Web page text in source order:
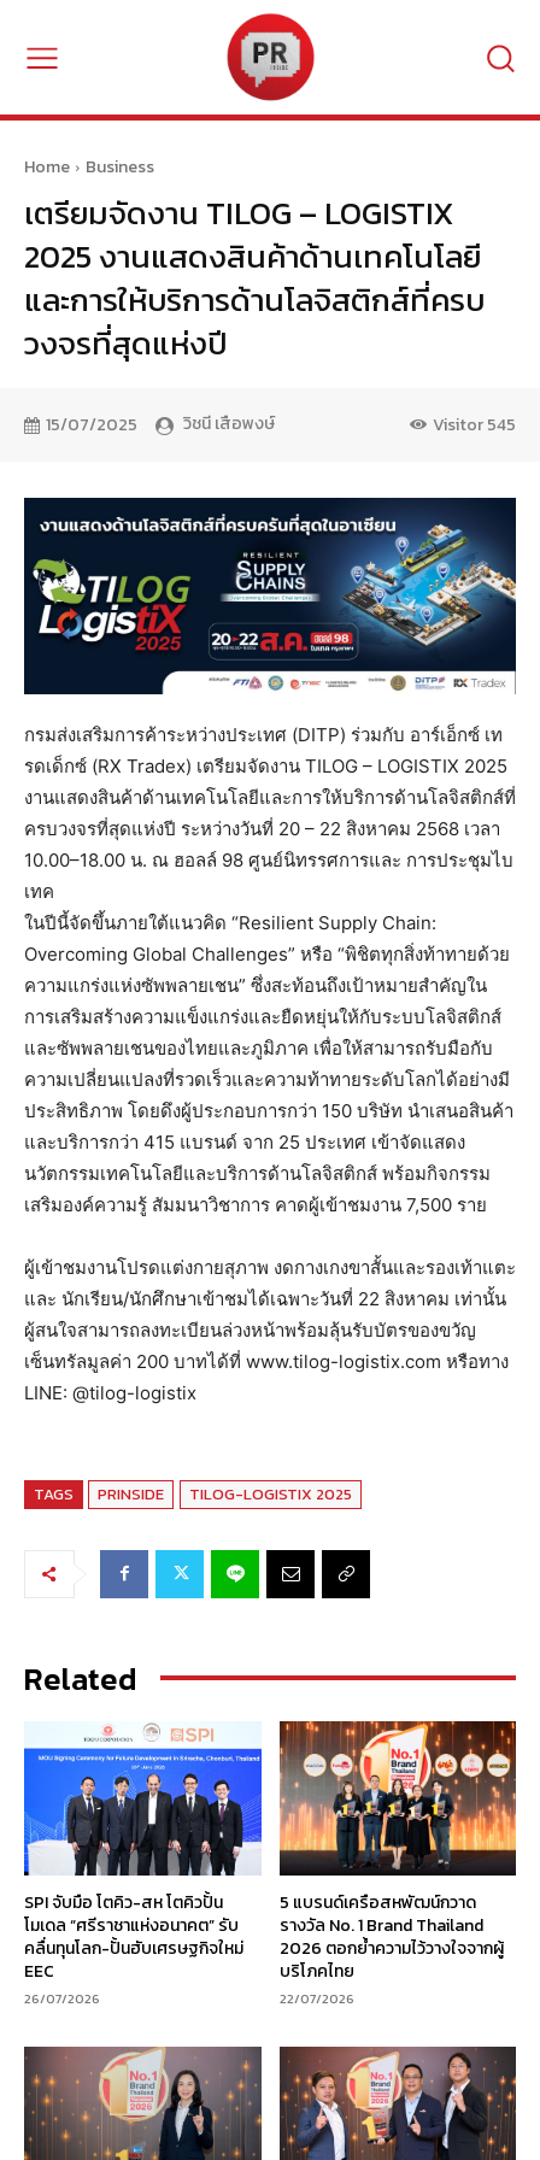
Home Business
เตรียมจัดงาน TILOG – LOGISTIX
2025 งานแสดงสินค้าด้านเทคโนโลยี
และการให้บริการด้านโลจิสติกส์ที่ครบ
วงจรที่สุดแห่งปี
15/07/2025 วิชนี เสือพงษ์ Visitor545
กรมส่งเสริมการค้าระหว่างประเทศ (DITP) ร่วมกับ อาร์เอ็กซ์ เท
รดเด็กซ์ (RX Tradex) เตรียมจัดงาน TILOG – LOGISTIX 2025
งานแสดงสินค้าด้านเทคโนโลยีและการให้บริการด้านโลจิสติกส์ที่
ครบวงจรที่สุดแห่งปี ระหว่างวันที่ 20 – 22 สิงหาคม 2568 เวลา
10.00–18.00 น. ณ ฮอลล์ 98 ศูนย์นิทรรศการและ การประชุมไบ
เทค
ในปีนี้จัดขึ้นภายใต้แนวคิด “Resilient Supply Chain:
Overcoming Global Challenges” หรือ “พิชิตทุกสิ่งท้าทายด้วย
ความแกร่งแห่งซัพพลายเชน” ซึ่งสะท้อนถึงเป้าหมายสำคัญใน
การเสริมสร้างความแข็งแกร่งและยืดหยุ่นให้กับระบบโลจิสติกส์
และซัพพลายเชนของไทยและภูมิภาค เพื่อให้สามารถรับมือกับ
ความเปลี่ยนแปลงที่รวดเร็วและความท้าทายระดับโลกได้อย่างมี
ประสิทธิภาพ โดยดึงผู้ประกอบการกว่า 150 บริษัท นำเสนอสินค้า
และบริการกว่า 415 แบรนด์ จาก 25 ประเทศ เข้าจัดแสดง
นวัตกรรมเทคโนโลยีและบริการด้านโลจิสติกส์ พร้อมกิจกรรม
เสริมองค์ความรู้ สัมมนาวิชาการ คาดผู้เข้าชมงาน 7,500 ราย
ผู้เข้าชมงานโปรดแต่งกายสุภาพ งดกางเกงขาสั้นและรองเท้าแตะ
และ นักเรียน/นักศึกษาเข้าชมได้เฉพาะวันที่ 22 สิงหาคม เท่านั้น
ผู้สนใจสามารถลงทะเบียนล่วงหน้าพร้อมลุ้นรับบัตรของขวัญ
เซ็นทรัลมูลค่า 200 บาทได้ที่ www.tilog-logistix.com หรือทาง
LINE: @tilog-logistix
TAGS PRINSIDE TILOG-LOGISTIX 2025
Related
SPI จับมือ โตคิว-สห โตคิวปั้น
โมเดล “ศรีราชาแห่งอนาคต” รับ
คลื่นทุนโลก-ปั้นฮับเศรษฐกิจใหม่
EEC
26/07/2026
5 แบรนด์เครือสหพัฒน์กวาด
รางวัล No. 1 Brand Thailand
2026 ตอกย้ำความไว้วางใจจากผู้
บริโภคไทย
22/07/2026